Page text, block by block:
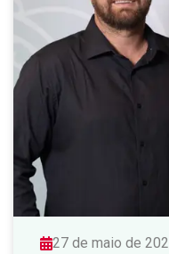
27 de maio de